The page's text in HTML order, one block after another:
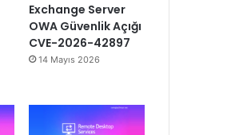
Exchange Server
OWA Güvenlik Açığı
CVE-2026-42897
14 Mayıs 2026